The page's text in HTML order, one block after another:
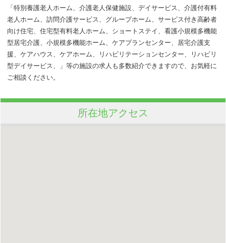
「特別養護老人ホーム、介護老人保健施設、デイサービス、介護付有料
老人ホーム、訪問介護サービス、グループホーム、サービス付き高齢者
向け住宅、住宅型有料老人ホーム、ショートステイ、看護小規模多機能
型居宅介護、小規模多機能ホーム、ケアプランセンター、居宅介護支
援、ケアハウス、ケアホーム、リハビリテーションセンター、リハビリ
型デイサービス、」等の施設の求人も多数紹介できますので、お気軽に
ご相談ください。
所在地アクセス